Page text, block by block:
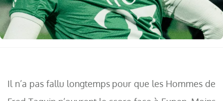
Il n’a pas fallu longtemps pour que les Hommes de